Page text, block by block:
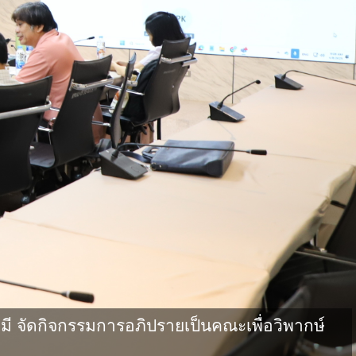
จัดกิจกรรมการอภิปรายเป็นคณะเพื่อวิพากษ์